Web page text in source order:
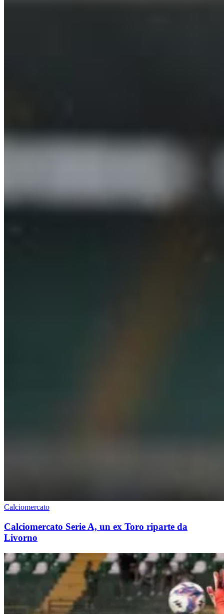
Calciomercato
Calciomercato Serie A, un ex Toro riparte da
Livorno